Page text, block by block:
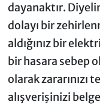
dayanaktır.
dolayı bir
aldığınız bir
bir hasara sebep
olarak zararınızı
alışverişinizi